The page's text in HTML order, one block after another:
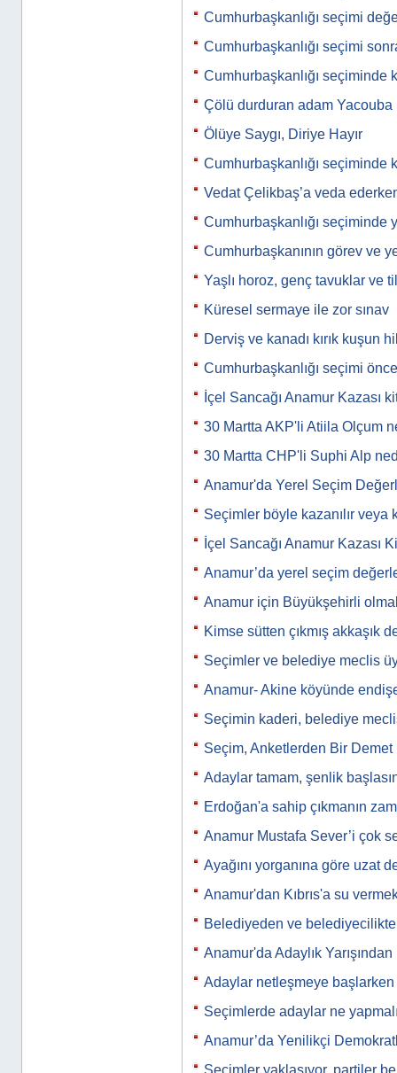
Cumhurbaşkanlığı seçimi
Cumhurbaşkanlığı seçimi
Cumhurbaşkanlığı seçiminde
Çölü durduran adam
Ölüye Saygı, Diriye Hayır
Cumhurbaşkanlığı seçiminde
Vedat Çelikbaş’a veda
Cumhurbaşkanlığı seçiminde
Cumhurbaşkanının görev ve
Yaşlı horoz, genç tavuklar ve
Küresel sermaye ile zor sınav
Derviş ve kanadı kırık kuşun
Cumhurbaşkanlığı seçimi
İçel Sancağı Anamur Kazası
30 Martta AKP'li Atiila Olçum
30 Martta CHP'li Suphi Alp
Anamur'da Yerel Seçim
Seçimler böyle kazanılır veya
İçel Sancağı Anamur Kazası
Anamur’da yerel seçim
Anamur için Büyükşehirli
Kimse sütten çıkmış akkaşık
Seçimler ve belediye meclis
Anamur- Akine köyünde
Seçimin kaderi, belediye
Seçim, Anketlerden Bir Demet
Adaylar tamam, şenlik
Erdoğan'a sahip çıkmanın
Anamur Mustafa Sever’i çok
Ayağını yorganına göre uzat
Anamur'dan Kıbrıs'a su
Belediyeden ve
Anamur'da Adaylık
Adaylar netleşmeye
Seçimlerde adaylar ne
Anamur’da Yenilikçi
Seçimler yaklaşıyor, partiler